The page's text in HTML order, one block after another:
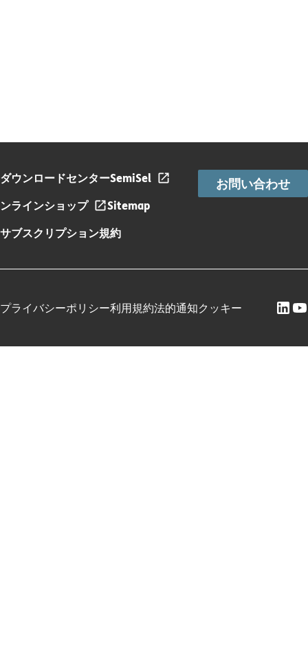
ダウンロードセンターSemiSel
ンラインショップ
Sitemap
サブスクリプション規約
お問い合わせ
プライバシーポリシー利用規約法的通知クッキー